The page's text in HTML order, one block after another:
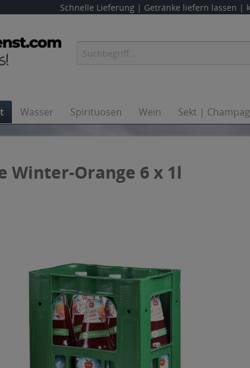
Schnelle Lieferung | Getränke liefern lassen |
Wasser Spirituosen Wein Sekt |
Winter-Orange 6 x 1l